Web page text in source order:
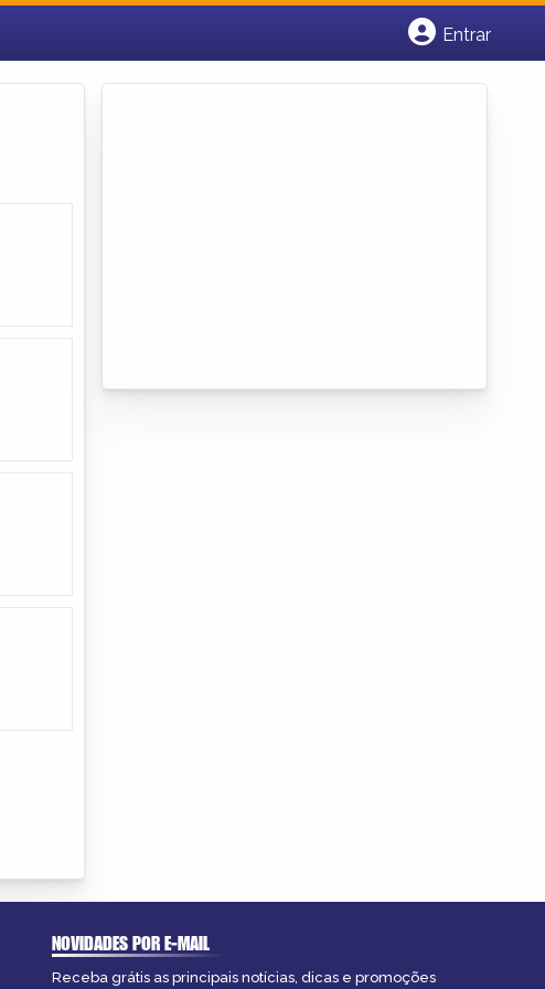
Entrar
NOVIDADES POR E-MAIL
Receba grátis as principais notícias, dicas e promoções